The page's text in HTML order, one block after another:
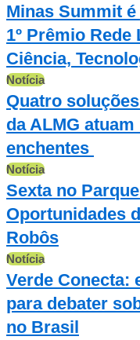
Minas Summit
1º Prêmio
Ciência,
Notícia
Quatro
da ALMG
enchentes
Notícia
Sexta no
Oportunidades
Robôs
Notícia
Verde Conecta:
para debater
no Brasil